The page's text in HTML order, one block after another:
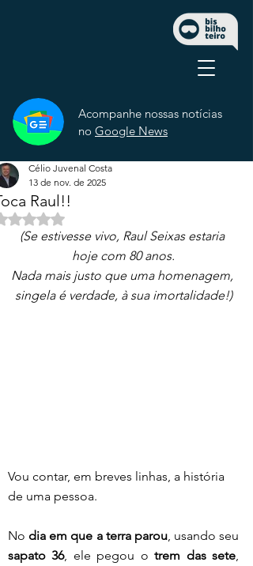
Acompanhe nossas notícias
no Google News
Raul!!
Célio Juvenal Costa
13 de nov. de 2025
Avaliado com NaN de 5 estrelas.
(Se estivesse vivo, Raul Seixas estaria
hoje com 80 anos.
Nada mais justo que uma homenagem,
singela é verdade, à sua imortalidade!)
Vou contar, em breves linhas, a história
de uma pessoa.
No dia em que a terra parou
sapato 36, ele pegou o trem das sete